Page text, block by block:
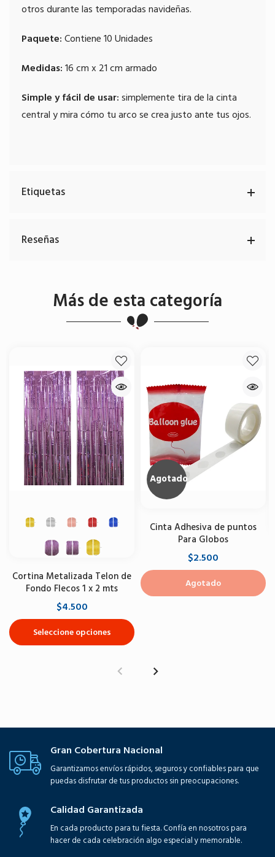
otros durante las temporadas navideñas.
Paquete:Contiene 10 Unidades
Medidas:16 cm x 21 cm armado
Simple y fácil de usar:simplemente tira de la cinta
central y mira cómo tu arco se crea justo ante tus ojos.
Etiquetas
Reseñas
Más de esta categoría
Cortina Metalizada Telon de
Fondo Flecos 1 x 2 mts
$4.500
Seleccione opciones
Agotado
Cinta Adhesiva de puntos
Para Globos
$2.500
Agotado
Gran Cobertura Nacional
Garantizamos envíos rápidos, seguros y confiables para que
puedas disfrutar de tus productos sin preocupaciones.
Calidad Garantizada
En cada producto para tu fiesta. Confía en nosotros para
hacer de cada celebración algo especial y memorable.